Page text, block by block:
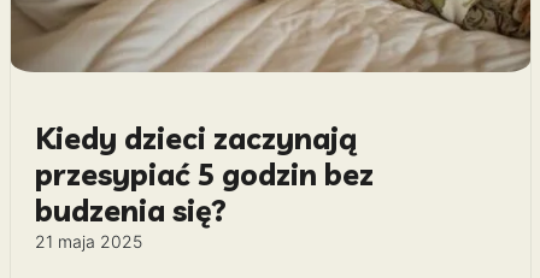
Kiedy dzieci zaczynają
przesypiać 5 godzin bez
budzenia się?
21 maja 2025